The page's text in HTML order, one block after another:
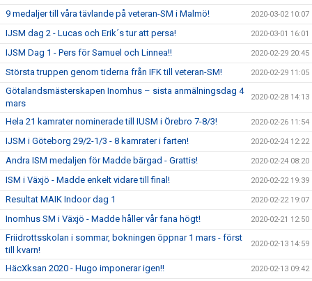
9 medaljer till våra tävlande på veteran-SM i Malmö! 2020-03-02 10:07
IJSM dag 2 - Lucas och Erik´s tur att persa! 2020-03-01 16:01
IJSM Dag 1 - Pers för Samuel och Linnea!! 2020-02-29 20:45
Största truppen genom tiderna från IFK till veteran-SM! 2020-02-29 11:05
Götalandsmästerskapen Inomhus – sista anmälningsdag 4
mars
2020-02-28 14:13
Hela 21 kamrater nominerade till IUSM i Örebro 7-8/3! 2020-02-26 11:54
IJSM i Göteborg 29/2-1/3 - 8 kamrater i farten! 2020-02-24 12:22
Andra ISM medaljen för Madde bärgad - Grattis! 2020-02-24 08:20
ISM i Växjö - Madde enkelt vidare till final! 2020-02-22 19:39
Resultat MAIK Indoor dag 1 2020-02-22 19:07
Inomhus SM i Växjö - Madde håller vår fana högt! 2020-02-21 12:50
Friidrottsskolan i sommar, bokningen öppnar 1 mars - först
till kvarn!
2020-02-13 14:59
HäcXksan 2020 - Hugo imponerar igen!! 2020-02-13 09:42